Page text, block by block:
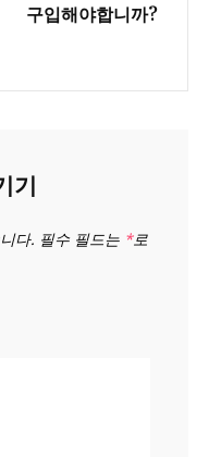
구입해야합니까?
기
다. 필수 필드는 *로